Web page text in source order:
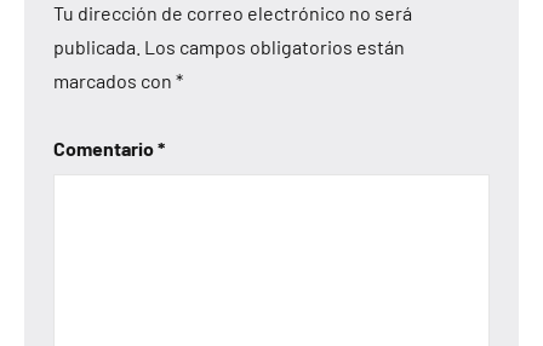
Tu dirección de correo electrónico no será
publicada. Los campos obligatorios están
marcados con *
Comentario*